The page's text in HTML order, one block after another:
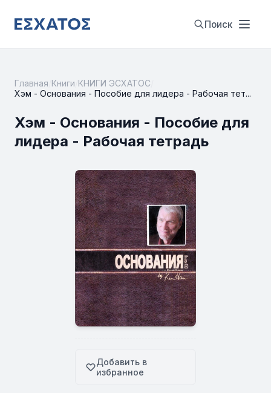
Поиск
Главная Книги КНИГИ ЭСХАТОС
Хэм - Основания - Пособие для лидера - Рабочая тет...
Хэм - Основания - Пособие для
лидера - Рабочая тетрадь
Добавить в
избранное